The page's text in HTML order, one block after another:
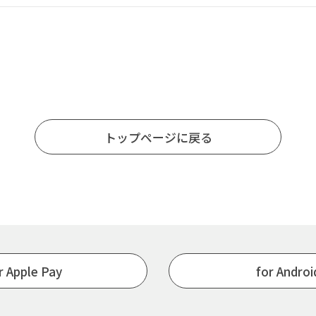
トップページに戻る
Apple Pay for